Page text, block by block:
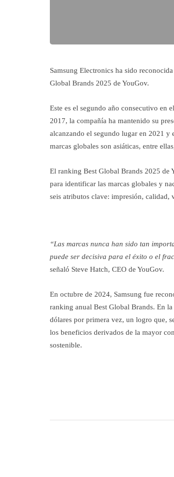
Samsung Electronics ha sido
Global Brands 2025 de YouGov.
Este es el segundo año consecutivo en
2017, la compañía ha mantenido su
alcanzando el segundo lugar en 2021 y
marcas globales son asiáticas, entre
El ranking Best Global Brands 2025 de
para identificar las marcas globales y
seis atributos clave: impresión, calidad,
“Las marcas nunca han sido tan
puede ser decisiva para el éxito o el
señaló Steve Hatch, CEO de YouGov.
En octubre de 2024, Samsung fue
ranking anual Best Global Brands. En
dólares por primera vez, un logro que,
los beneficios derivados de la mayor
sostenible.